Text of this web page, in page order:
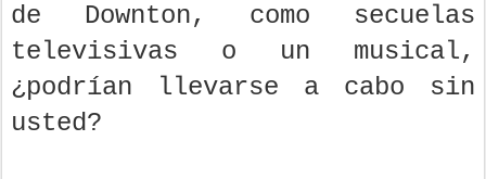
de Downton, como secuelas
televisivas o un musical,
¿podrían llevarse a cabo sin
usted?